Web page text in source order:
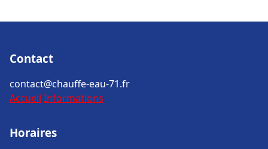
Contact
contact@chauffe-eau-71.fr
Accueil Informations
Horaires